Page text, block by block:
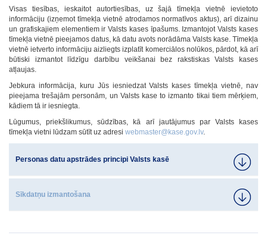
Visas tiesības, ieskaitot autortiesības, uz šajā tīmekļa vietnē ievietoto
informāciju (izņemot tīmekļa vietnē atrodamos normatīvos aktus), arī dizainu
un grafiskajiem elementiem ir Valsts kases īpašums. Izmantojot Valsts kases
tīmekļa vietnē pieejamos datus, kā datu avots norādāma Valsts kase. Tīmekļa
vietnē ietverto informāciju aizliegts izplatīt komerciālos nolūkos, pārdot, kā arī
būtiski izmantot līdzīgu darbību veikšanai bez rakstiskas Valsts kases
atļaujas.
Jebkura informācija, kuru Jūs iesniedzat Valsts kases tīmekļa vietnē, nav
pieejama trešajām personām, un Valsts kase to izmanto tikai tiem mērķiem,
kādiem tā ir iesniegta.
Lūgumus, priekšlikumus, sūdzības, kā arī jautājumus par Valsts kases
tīmekļa vietni lūdzam sūtīt uz adresi webmaster@kase.gov.lv.
Personas datu apstrādes principi Valsts kasē
Sīkdatņu izmantošana